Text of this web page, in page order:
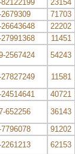
23154
71703
22202
11451
2567424 54243
11581
40721
652256 36143
91202
62153